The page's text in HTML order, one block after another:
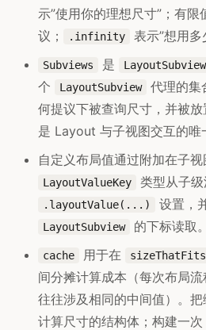
示”使用你的理想尺寸”；有
议；
.infinity 表示”想用多
Subviews 是
个
LayoutSubview
代理的集
何提议下被查询尺寸，并被
是 Layout 与子视图交互的唯
自定义布局值通过附加在子视
LayoutValueKey 类型从子
.layoutValue(...) 设置，
LayoutSubview 的下标读取。
cache 用于在 sizeThatFits
间分摊计算成本（每次布局流
往往涉及相同的中间值）。
计算尺寸的结构体；构建一次